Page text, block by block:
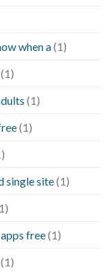
when a(1)
(1)
(1)
(1)
single site(1)
free(1)
(1)